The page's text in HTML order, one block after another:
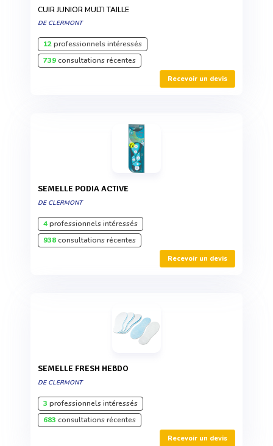
CUIR JUNIOR MULTI TAILLE
DE CLERMONT
12professionnels intéressés
739consultations récentes
Recevoir un devis
SEMELLE PODIA ACTIVE
DE CLERMONT
4professionnels intéressés
938consultations récentes
Recevoir un devis
SEMELLE FRESH HEBDO
DE CLERMONT
3 professionnels intéressés
683 consultations récentes
Recevoir un devis